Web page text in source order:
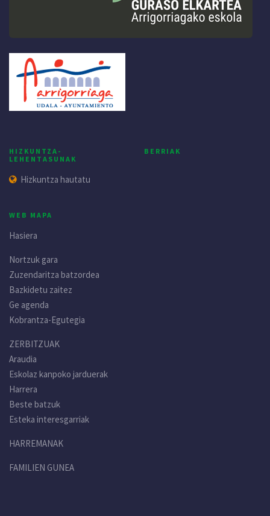
HIZKUNTZA-
LEHENTASUNAK
Hizkuntza hautatu
WEB MAPA
Hasiera
Nortzuk gara
Zuzendaritza batzordea
Bazkidetu zaitez
Ge agenda
Kobrantza-Egutegia
ZERBITZUAK
Araudia
Eskolaz kanpoko jarduerak
Harrera
Beste batzuk
Esteka interesgarriak
HARREMANAK
FAMILIEN GUNEA
BERRIAK